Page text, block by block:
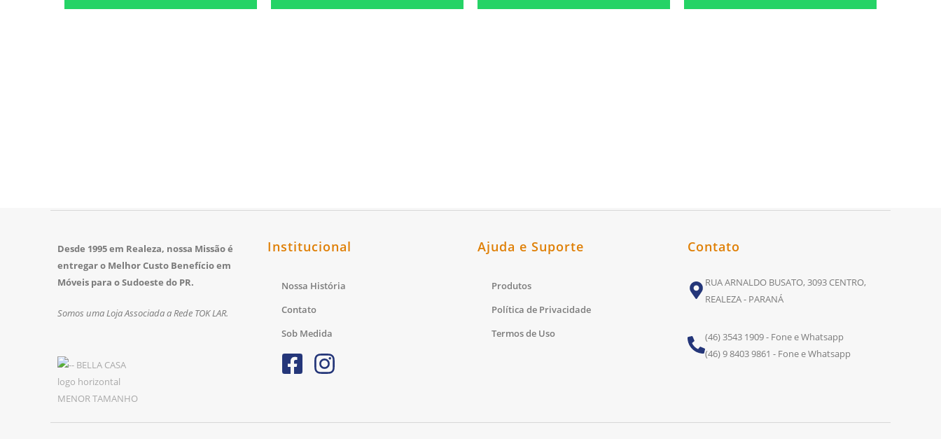
Desde 1995 em Realeza, nossa Missão é
entregar o Melhor Custo Benefício em
Móveis para o Sudoeste do PR.
Somos uma Loja Associada a Rede TOK LAR.
Institucional
Nossa História
Contato
Sob Medida
Ajuda e Suporte
Produtos
Política de Privacidade
Termos de Uso
Contato
RUA ARNALDO BUSATO, 3093 CENTRO,
REALEZA - PARANÁ
(46) 3543 1909 - Fone e Whatsapp
(46) 9 8403 9861 - Fone e Whatsapp